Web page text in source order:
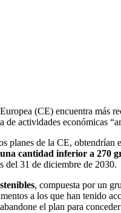
(CE) encuentra más
de actividades económicas
planes de la CE, obtendrían
cantidad inferior a 270
del 31 de diciembre de 2030.
, compuesta por un
a los que han tenido
el plan para